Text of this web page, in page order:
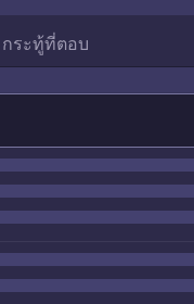
กระทู้ที่ตอบ